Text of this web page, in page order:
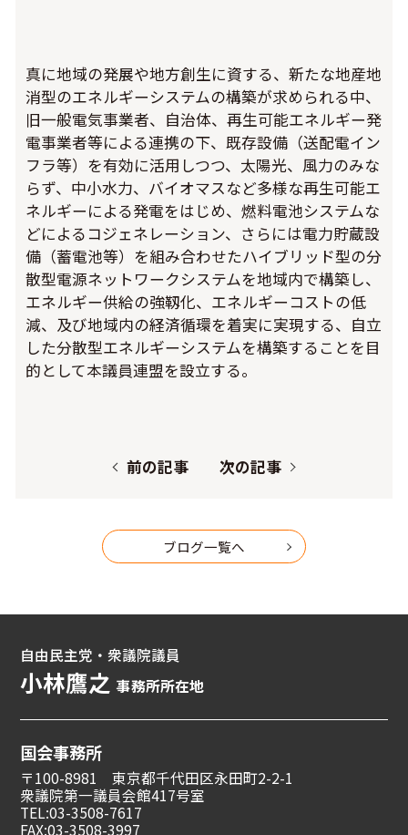
真に地域の発展や地方創生に資する、新たな地産地
消型のエネルギーシステムの構築が求められる中、
旧一般電気事業者、自治体、再生可能エネルギー発
電事業者等による連携の下、既存設備（送配電イン
フラ等）を有効に活用しつつ、太陽光、風力のみな
らず、中小水力、バイオマスなど多様な再生可能エ
ネルギーによる発電をはじめ、燃料電池システムな
どによるコジェネレーション、さらには電力貯蔵設
備（蓄電池等）を組み合わせたハイブリッド型の分
散型電源ネットワークシステムを地域内で構築し、
エネルギー供給の強靱化、エネルギーコストの低
減、及び地域内の経済循環を着実に実現する、自立
した分散型エネルギーシステムを構築することを目
的として本議員連盟を設立する。
前の記事 次の記事
ブログ一覧へ
自由民主党・衆議院議員
小林鷹之事務所所在地
国会事務所
〒100-8981 東京都千代田区永田町2-2-1
衆議院第一議員会館417号室
TEL:03-3508-7617
FAX:03-3508-3997